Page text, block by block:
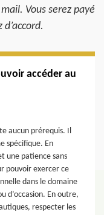
Vous serez payé
accéder au
aucun prérequis. Il
spécifique. En
une patience sans
pouvoir exercer ce
dans le domaine
d’occasion. En outre,
respecter les